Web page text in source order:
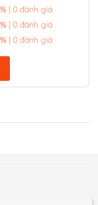
| 0 đánh giá
| 0 đánh giá
| 0 đánh giá